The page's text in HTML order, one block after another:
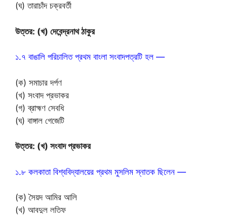
(ঘ) তারাচাঁদ চক্রবর্তী
উত্তর: (খ) দেবেন্দ্রনাথ ঠাকুর
১.৭ বাঙালি পরিচালিত প্রথম বাংলা সংবাদপত্রটি হল —
(ক) সমাচার দর্পণ
(খ) সংবাদ প্রভাকর
(গ) ব্রাহ্মণ সেবধি
(ঘ) বাঙ্গাল গেজেটি
উত্তর: (খ) সংবাদ প্রভাকর
১.৮ কলকাতা বিশ্ববিদ্যালয়ের প্রথম মুসলিম স্নাতক ছিলেন —
(ক) সৈয়দ আমির আলি
(খ) আবদুল লতিফ